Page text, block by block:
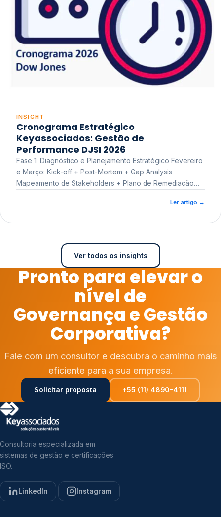
INSIGHT
Cronograma Estratégico
Keyassociados: Gestão de
Performance DJSI 2026
Fase 1: Diagnóstico e Planejamento Estratégico Fevereiro
e Março: Kick-off + Post-Mortem + Gap Analysis
Mapeamento de Stakeholders + Plano de Remediação
Ler artigo →
Ver todos os insights
Pronto para elevar o
nível de
Governança e Gestão
Corporativa?
Fale com um consultor e descubra o caminho mais
eficiente para a sua empresa.
Solicitar proposta +55 (11) 4890-4111
Consultoria especializada em
sistemas de gestão e certificações
ISO.
LinkedIn Instagram